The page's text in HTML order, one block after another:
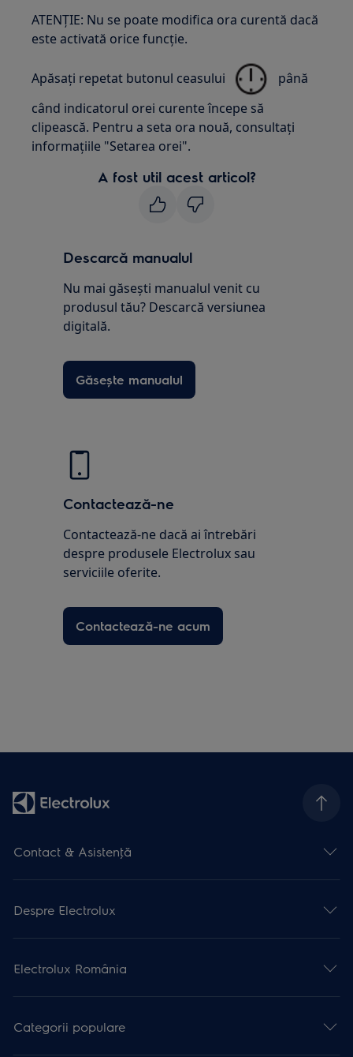
ATENȚIE: Nu se poate modifica ora curentă dacă
este activată orice funcție.
Apăsați repetat butonul ceasului
până
când indicatorul orei curente începe să
clipească. Pentru a seta ora nouă, consultați
informațiile "Setarea orei".
A fost util acest articol?
Descarcă manualul
Nu mai găsești manualul venit cu
produsul tău? Descarcă versiunea
digitală.
Găsește manualul
Contactează-ne
Contactează-ne dacă ai întrebări
despre produsele Electrolux sau
serviciile oferite.
Contactează-ne acum
Contact & Asistenţă
Despre Electrolux
Electrolux România
Categorii populare